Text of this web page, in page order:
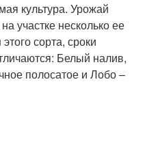
культура. Урожай
участке несколько ее
сорта, сроки
Белый налив,
полосатое и Лобо –